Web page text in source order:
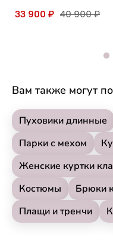
33 900 ₽ 40 900 ₽
Вам также могут
Пуховики длинные
Парки с мехом
Женские куртки
Костюмы
Брюки
Плащи и тренчи